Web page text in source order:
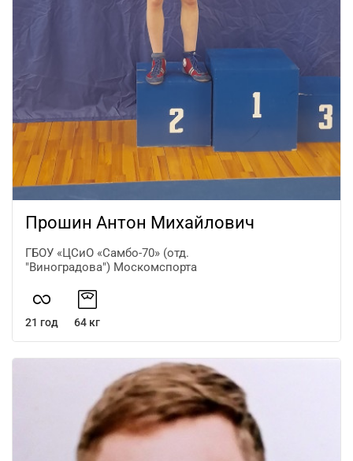
Прошин Антон Михайлович
ГБОУ «ЦСиО «Самбо-70» (отд.
"Виноградова") Москомспорта
21 год 64 кг